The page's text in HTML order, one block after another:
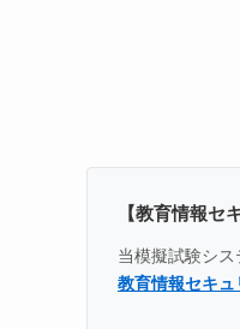
【教育情報セ
当模擬試験シ
教育情報セキュ